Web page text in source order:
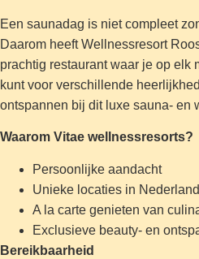
Een saunadag is niet compleet
Daarom heeft Wellnessresort
prachtig restaurant waar je op elk
kunt voor verschillende
ontspannen bij dit luxe sauna- en
Waarom Vitae wellnessresorts?
Persoonlijke aandacht
Unieke locaties in Nederland
A la carte genieten van
Exclusieve beauty- en
Bereikbaarheid